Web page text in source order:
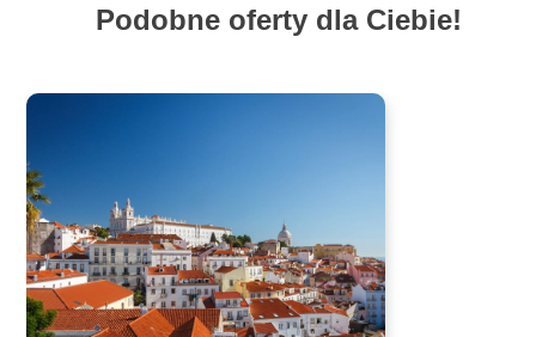
Podobne oferty dla Ciebie!